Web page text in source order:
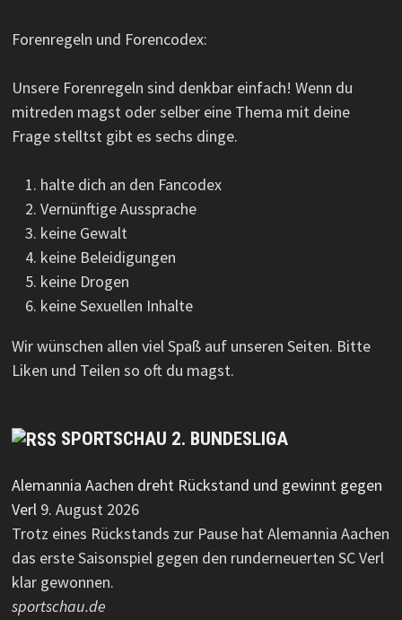
Forenregeln und Forencodex:
Unsere Forenregeln sind denkbar einfach! Wenn du
mitreden magst oder selber eine Thema mit deine
Frage stelltst gibt es sechs dinge.
halte dich an den Fancodex
Vernünftige Aussprache
keine Gewalt
keine Beleidigungen
keine Drogen
keine Sexuellen Inhalte
Wir wünschen allen viel Spaß auf unseren Seiten. Bitte
Liken und Teilen so oft du magst.
SPORTSCHAU 2. BUNDESLIGA
Alemannia Aachen dreht Rückstand und gewinnt gegen
Verl 9. August 2026
Trotz eines Rückstands zur Pause hat Alemannia Aachen
das erste Saisonspiel gegen den runderneuerten SC Verl
klar gewonnen.
sportschau.de